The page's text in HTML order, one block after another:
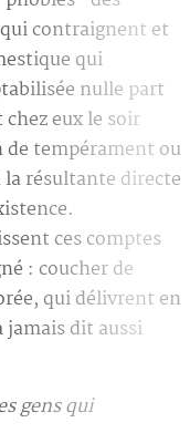
contraignent et
qui
nulle part
eux le soir
de tempérament ou
résultante directe
ces comptes
: coucher de
qui délivrent en
jamais dit aussi
gens qui